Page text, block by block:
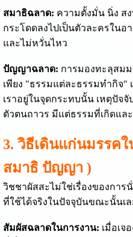
สมาธิฉลาด: ความตั้งมั่น นิ่ง ส
กระโดดลงไปเป็นตัวละครใน
และไม่หวั่นไหว
ปัญญาฉลาด: การมองทะลุสม
เพียง "ธรรมแต่ละธรรมทำกิจ"
เราอยู่ในจุดกระทบนั้น เหตุปัจ
ตัวตนถาวร มีแต่ธรรมที่เกิดแล
3. วิธีเดินแก่นมรรค
สมาธิ ปัญญา )
วิชชาผัสสะไม่ใช่เรื่องของการ
ที่ใช้ได้จริงในปัจจุบันขณะนั้นเล
สัมผัสฉลาดในการงาน: เมื่อเจ